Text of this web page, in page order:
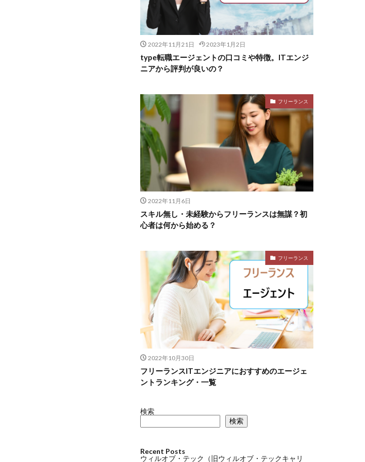
2022年11月21日 2023年1月2日
type転職エージェントの口コミや特徴。ITエンジ
ニアから評判が良いの？
フリーランス
2022年11月6日
スキル無し・未経験からフリーランスは無謀？初
心者は何から始める？
フリーランス
2022年10月30日
フリーランスITエンジニアにおすすめのエージェ
ントランキング・一覧
検索
検索
Recent Posts
ウィルオブ・テック（旧ウィルオブ・テックキャリ